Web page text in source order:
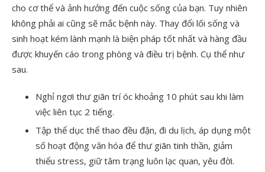
cho cơ thể và ảnh hưởng đến cuộc sống của bạn. Tuy nhiên
không phải ai cũng sẽ mắc bệnh này. Thay đổi lối sống và
sinh hoạt kém lành mạnh là biện pháp tốt nhất và hàng đầu
được khuyến cáo trong phòng và điều trị bệnh. Cụ thể như
sau.
Nghỉ ngơi thư giãn trí óc khoảng 10 phút sau khi làm
việc liên tục 2 tiếng.
Tập thể dục thể thao đều đặn, đi du lịch, áp dụng một
số hoạt động văn hóa để thư giãn tinh thần, giảm
thiểu stress, giữ tâm trạng luôn lạc quan, yêu đời.